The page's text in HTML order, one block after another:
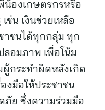
น้องเกษตรกรหรือ
น เงินช่วยเหลือ
าชนได้ทุกกลุ่ม ทุก
ลอมภาพ เพื่อโน้ม
ผู้กระทำผิดหลังเกิด
งมือให้ประชาชน
ภัย ซึ่งความร่วมมือ